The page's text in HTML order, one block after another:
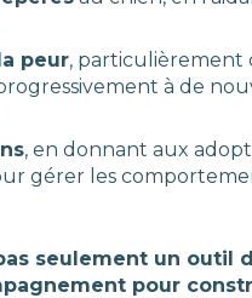
peur, particulièrement
à de
, en donnant aux
gérer les
seulement un outil
pour